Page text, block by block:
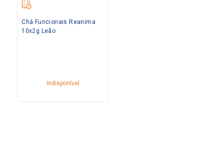
Chá Funcionais Reanima
10x2g Leão
Indisponível